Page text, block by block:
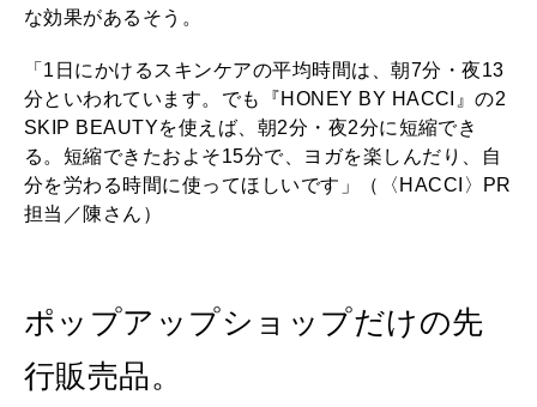
な効果があるそう。
「1日にかけるスキンケアの平均時間は、朝7分・夜13
分といわれています。でも『HONEY BY HACCI』の2
SKIP BEAUTYを使えば、朝2分・夜2分に短縮でき
る。短縮できたおよそ15分で、ヨガを楽しんだり、自
分を労わる時間に使ってほしいです」（〈HACCI〉PR
担当／陳さん）
ポップアップショップだけの先
行販売品。